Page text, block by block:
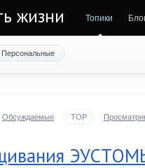
жизни Топики
Персональные
Обсуждаемые TOP